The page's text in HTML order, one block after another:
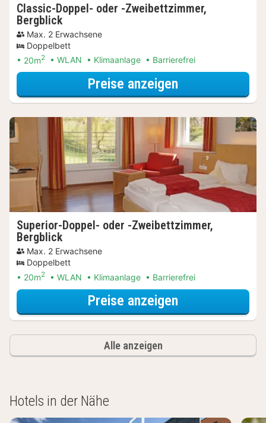
Classic-Doppel- oder -Zweibettzimmer,
Bergblick
Max. 2 Erwachsene
Doppelbett
20m2 WLAN Klimaanlage Barrierefrei
Preise anzeigen
Superior-Doppel- oder -Zweibettzimmer,
Bergblick
Max. 2 Erwachsene
Doppelbett
20m2 WLAN Klimaanlage Barrierefrei
Preise anzeigen
Alle anzeigen
Hotels in der Nähe